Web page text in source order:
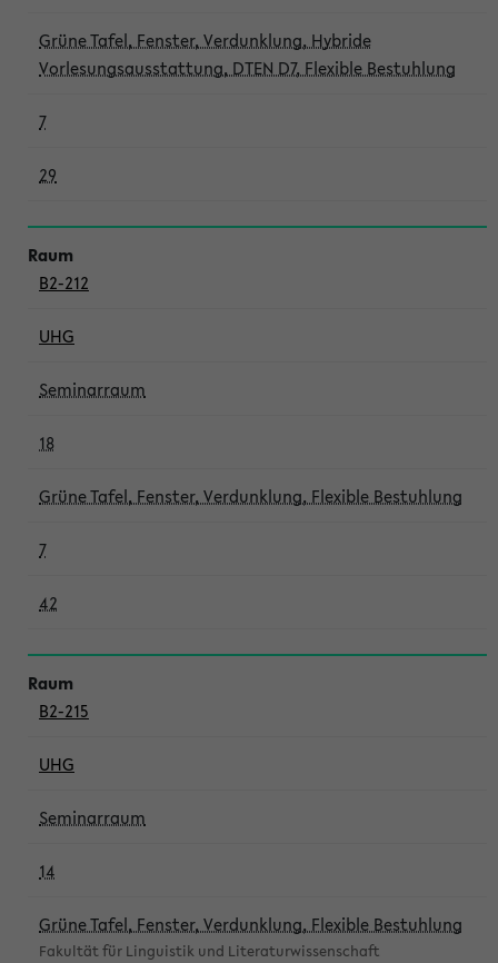
Grüne Tafel, Fenster, Verdunklung, Hybride
Vorlesungsausstattung, DTEN D7, Flexible Bestuhlung
7
29
B2-212
UHG
Seminarraum
18
Grüne Tafel, Fenster, Verdunklung, Flexible Bestuhlung
7
42
B2-215
UHG
Seminarraum
14
Grüne Tafel, Fenster, Verdunklung, Flexible Bestuhlung
Fakultät für Linguistik und Literaturwissenschaft